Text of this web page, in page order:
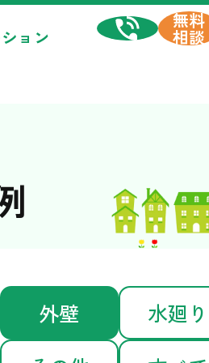
ョン
無料
相談
外壁
水廻り